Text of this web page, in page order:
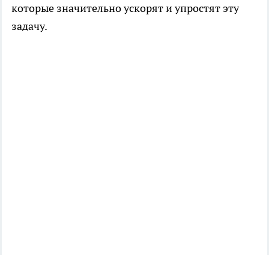
которые значительно ускорят и упростят эту
задачу.